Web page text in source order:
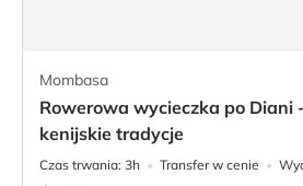
Mombasa
Rowerowa wycieczka po Diani
kenijskie tradycje
Czas trwania: 3h Transfer w cenie